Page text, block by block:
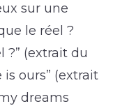
sur une
le réel ?
?” (extrait du
is ours” (extrait
dreams